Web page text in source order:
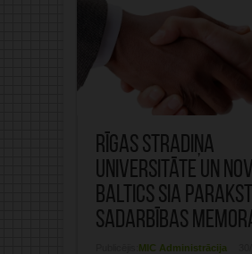
Rīgas Stradiņa
universitāte un
Baltics SIA
sadarbības
MIC Administrācija